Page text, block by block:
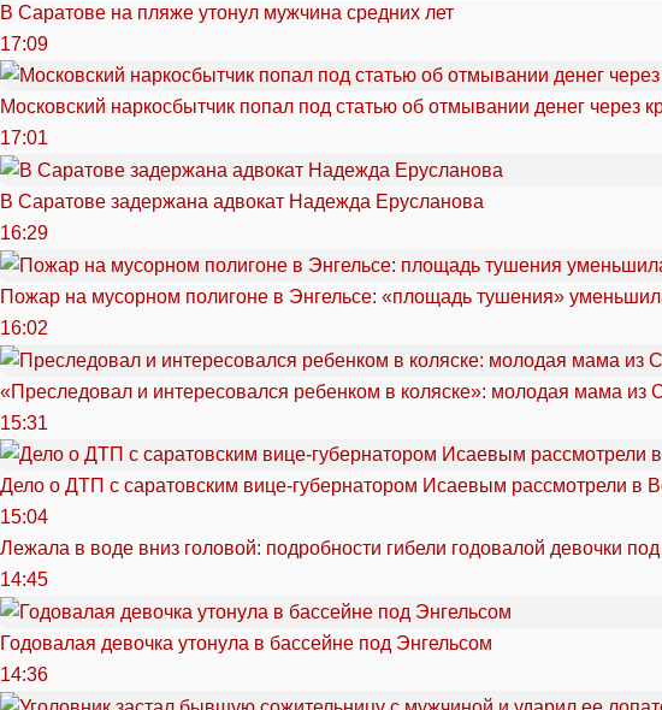
В Саратове на пляже утонул мужчина средних лет
17:09
Московский наркосбытчик попал под статью об отмывании денег через
17:01
В Саратове задержана адвокат Надежда Ерусланова
16:29
Пожар на мусорном полигоне в Энгельсе: «площадь тушения»
16:02
«Преследовал и интересовался ребенком в коляске»: молодая мама из
15:31
Дело о ДТП с саратовским вице-губернатором Исаевым рассмотрели в
15:04
Лежала в воде вниз головой: подробности гибели годовалой девочки
14:45
Годовалая девочка утонула в бассейне под Энгельсом
14:36